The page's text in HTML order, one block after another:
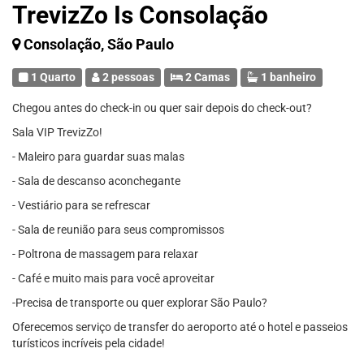
TrevizZo Is Consolação
Consolação, São Paulo
1 Quarto 2 pessoas 2 Camas 1 banheiro
Chegou antes do check-in ou quer sair depois do check-out?
Sala VIP TrevizZo!
- Maleiro para guardar suas malas
- Sala de descanso aconchegante
- Vestiário para se refrescar
- Sala de reunião para seus compromissos
- Poltrona de massagem para relaxar
- Café e muito mais para você aproveitar
-Precisa de transporte ou quer explorar São Paulo?
Oferecemos serviço de transfer do aeroporto até o hotel e passeios
turísticos incríveis pela cidade!